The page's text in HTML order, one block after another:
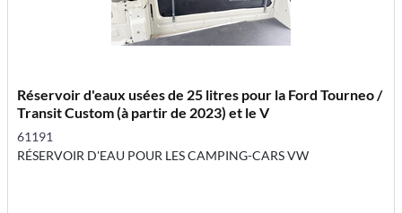
Réservoir d'eaux usées de 25 litres pour la Ford Tourneo /
Transit Custom (à partir de 2023) et le V
61191
RÉSERVOIR D'EAU POUR LES CAMPING-CARS VW